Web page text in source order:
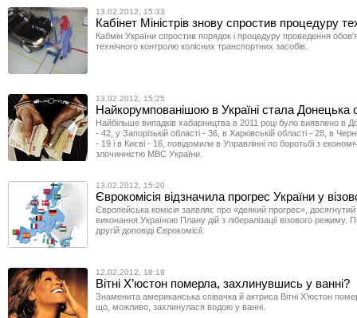
13.02.2012, 15:33
Кабінет Міністрів знову спростив процедуру
Кабмін України спростив порядок і процедуру проведення
технічного контролю колісних транспортних засобів.
13.02.2012, 15:25
Найкорумпованішою в Україні стала Донецька
Найбільше випадків хабарництва в 2011 році було виявлено в
- 42, у Запорізькій області - 36, в Харківській області - 28, в
- 19 і в Києві - 16, повідомили в Управлінні по боротьбі з
злочинністю МВС України.
13.02.2012, 15:20
Єврокомісія відзначила прогрес України у
Європейська комісія заявляє про «деякий прогрес»,
виконання Україною Плану дій з лібералізації візового режиму.
другій доповіді Єврокомісії.
12.02.2012, 18:18
Вітні Х’юстон померла, захлинувшись у ванні?
Знаменита американська співачка й актриса Вітні Х’юстон
що, можливо, захлинулася водою у ванні.